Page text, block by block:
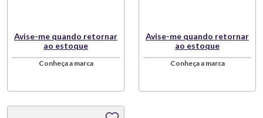
Avise-me quando retornar
ao estoque
Conheça a marca
Avise-me quando retornar
ao estoque
Conheça a marca